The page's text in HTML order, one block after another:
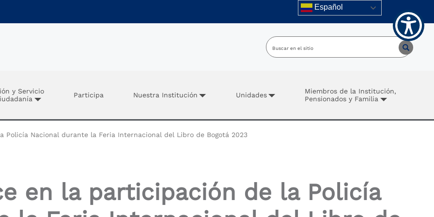
Español
y Servicio
Participa Nuestra Institución Unidades
Miembros de la Institución,
Pensionados y Familia
Policía Nacional durante la Feria Internacional del Libro de Bogotá 2023
en la participación de la Policía